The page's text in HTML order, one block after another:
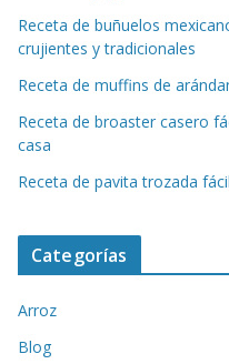
Receta de buñuelos
crujientes y tradicionales
Receta de muffins de
Receta de broaster casero
casa
Receta de pavita trozada
Categorías
Arroz
Blog